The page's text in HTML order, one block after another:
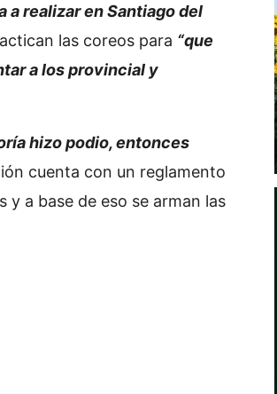
a realizar en Santiago del
las coreos para “que
a los provincial y
hizo podio, entonces
cuenta con un reglamento
a base de eso se arman las